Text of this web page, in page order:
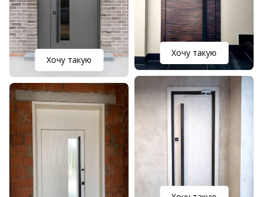
Хочу такую
Хочу такую